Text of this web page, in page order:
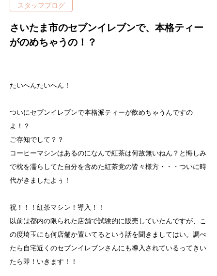
スタッフブログ
さいたま市のセブンイレブンで、本格ティー
がのめちゃうの！？
たいへんたいへん！
ついにセブンイレブンで本格派ティーが飲めちゃうんですの
よ！？
ご存知でして？？
コーヒーマシンはあるのになんで紅茶は何故無いねん？と悔しみ
で枕を濡らしてた自分を含めた紅茶党の皆々様方・・・ついに時
代がきましたよぅ！
祝！！！紅茶マシン！導入！！
以前は都内の限られた店舗で試験的に販売していたんですが、こ
の度埼玉にも何店舗か置いてるという話を聞きましてはい。調べ
たら自宅近くのセブンイレブンさんにも導入されているってきい
たら即！いきます！！